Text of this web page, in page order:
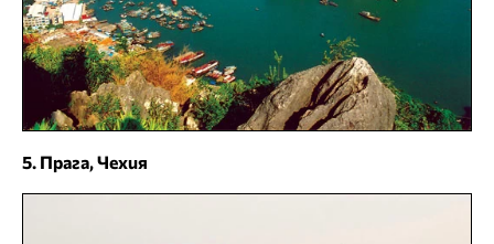
5. Прага, Чехия